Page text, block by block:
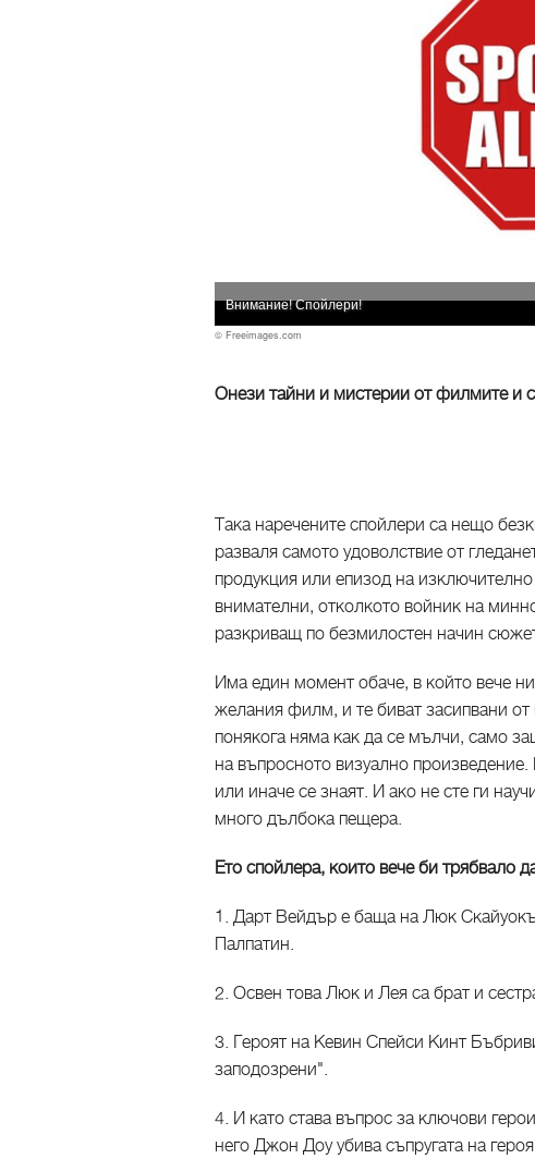
Внимание! Спойлери!
© Freeimages.com
Онези тайни и мистерии от филмите и
Така наречените спойлери са нещо
разваля самото удоволствие от
продукция или епизод на
внимателни, отколкото войник на
разкриващ по безмилостен начин
Има един момент обаче, в който вече
желания филм, и те биват засипвани
понякога няма как да се мълчи, само
на въпросното визуално
или иначе се знаят. И ако не сте ги
много дълбока пещера.
Ето спойлера, които вече би трябвало
1. Дарт Вейдър е баща на Люк
Палпатин.
2. Освен това Люк и Лея са брат и
3. Героят на Кевин Спейси Кинт
заподозрени".
4. И като става въпрос за ключови
него Джон Доу убива съпругата на